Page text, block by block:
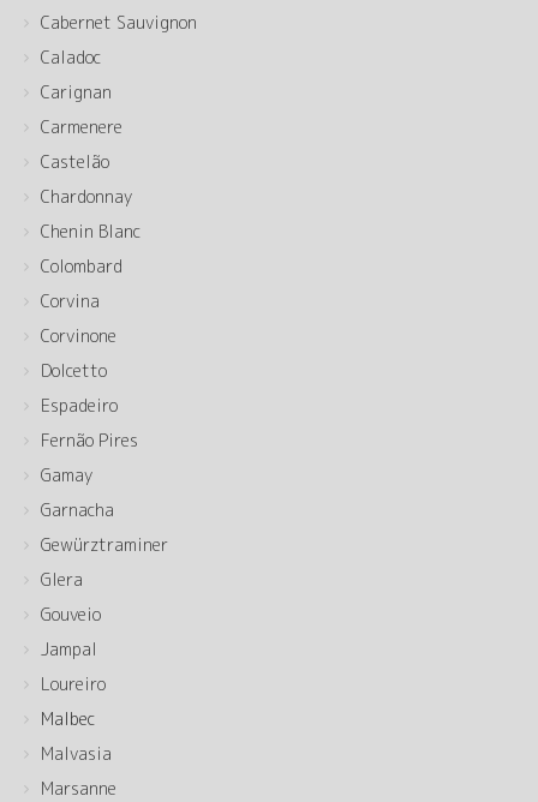
Cabernet Sauvignon
Caladoc
Carignan
Carmenere
Castelão
Chardonnay
Chenin Blanc
Colombard
Corvina
Corvinone
Dolcetto
Espadeiro
Fernão Pires
Gamay
Garnacha
Gewürztraminer
Glera
Gouveio
Jampal
Loureiro
Malbec
Malvasia
Marsanne